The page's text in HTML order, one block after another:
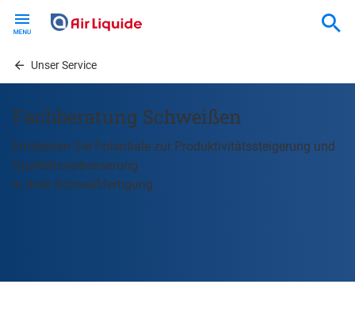
contentUnser Service
Fachberatung Schweißen
Entdecken Sie Potentiale zur Produktivitätssteigerung und
Qualitätsverbesserung
in Ihrer Schweißfertigung